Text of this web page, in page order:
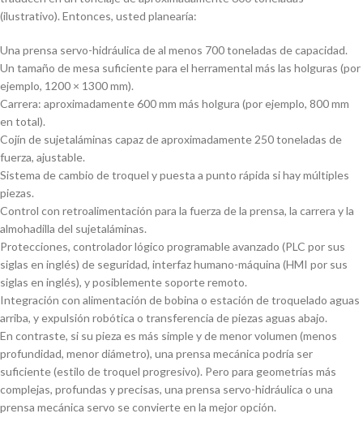
(ilustrativo). Entonces, usted planearía:
Una prensa servo-hidráulica de al menos 700 toneladas de capacidad.
Un tamaño de mesa suficiente para el herramental más las holguras (por
ejemplo, 1200 × 1300 mm).
Carrera: aproximadamente 600 mm más holgura (por ejemplo, 800 mm
en total).
Cojín de sujetaláminas capaz de aproximadamente 250 toneladas de
fuerza, ajustable.
Sistema de cambio de troquel y puesta a punto rápida si hay múltiples
piezas.
Control con retroalimentación para la fuerza de la prensa, la carrera y la
almohadilla del sujetaláminas.
Protecciones, controlador lógico programable avanzado (PLC por sus
siglas en inglés) de seguridad, interfaz humano-máquina (HMI por sus
siglas en inglés), y posiblemente soporte remoto.
Integración con alimentación de bobina o estación de troquelado aguas
arriba, y expulsión robótica o transferencia de piezas aguas abajo.
En contraste, si su pieza es más simple y de menor volumen (menos
profundidad, menor diámetro), una prensa mecánica podría ser
suficiente (estilo de troquel progresivo). Pero para geometrías más
complejas, profundas y precisas, una prensa servo-hidráulica o una
prensa mecánica servo se convierte en la mejor opción.